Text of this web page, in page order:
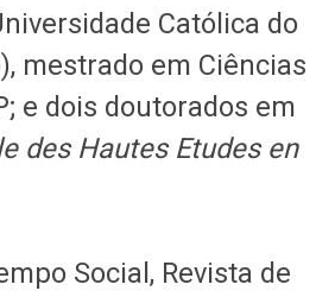
Católica do
mestrado em Ciências
e dois doutorados em
des Hautes Etudes en
Social, Revista de